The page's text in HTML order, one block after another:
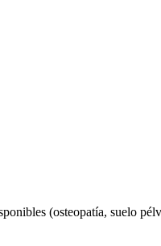
(osteopatía, suelo